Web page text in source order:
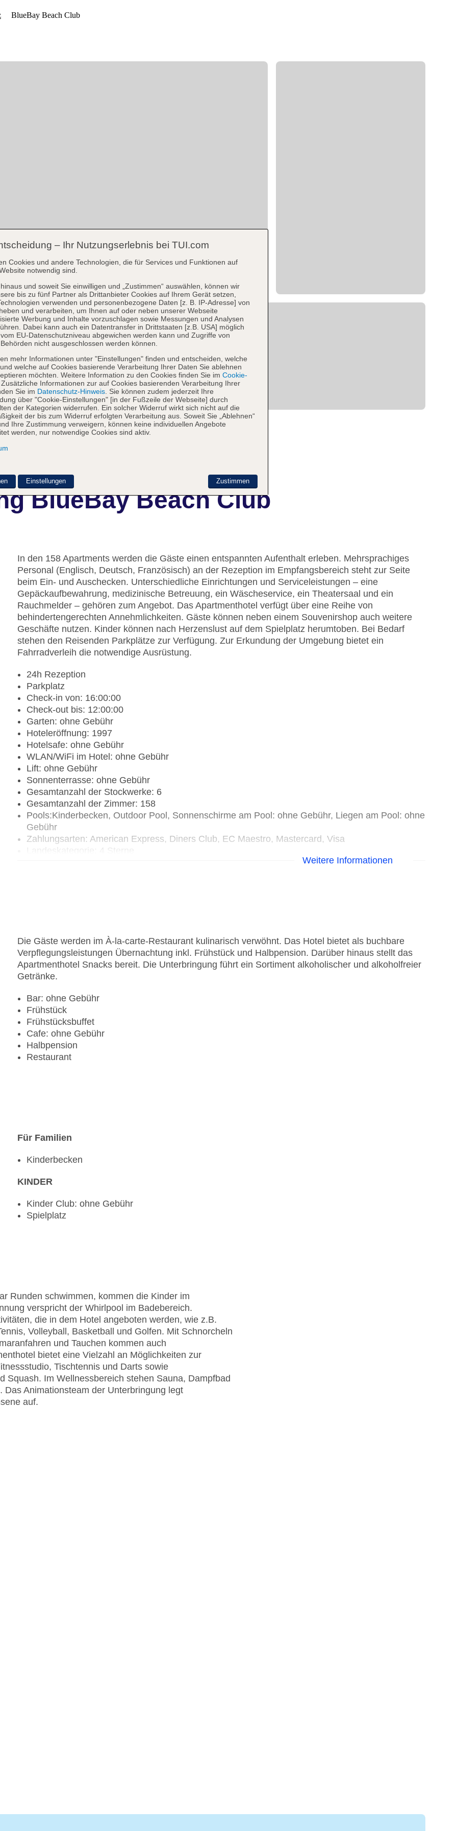
BlueBay Beach Club
In den 158 Apartments werden die Gäste einen entspannten Aufenthalt erleben. Mehrsprachiges
Personal (Englisch, Deutsch, Französisch) an der Rezeption im Empfangsbereich steht zur Seite
beim Ein- und Auschecken. Unterschiedliche Einrichtungen und Serviceleistungen – eine
Gepäckaufbewahrung, medizinische Betreuung, ein Wäscheservice, ein Theatersaal und ein
Rauchmelder – gehören zum Angebot. Das Apartmenthotel verfügt über eine Reihe von
behindertengerechten Annehmlichkeiten. Gäste können neben einem Souvenirshop auch weitere
Geschäfte nutzen. Kinder können nach Herzenslust auf dem Spielplatz herumtoben. Bei Bedarf
stehen den Reisenden Parkplätze zur Verfügung. Zur Erkundung der Umgebung bietet ein
Fahrradverleih die notwendige Ausrüstung.
24h Rezeption
Parkplatz
Check-in von: 16:00:00
Check-out bis: 12:00:00
Garten: ohne Gebühr
Hoteleröffnung: 1997
Hotelsafe: ohne Gebühr
WLAN/WiFi im Hotel: ohne Gebühr
Lift: ohne Gebühr
Sonnenterrasse: ohne Gebühr
Gesamtanzahl der Stockwerke: 6
Gesamtanzahl der Zimmer: 158
Pools:Kinderbecken, Outdoor Pool, Sonnenschirme am Pool: ohne Gebühr, Liegen am Pool: ohne
Gebühr
Zahlungsarten: American Express, Diners Club, EC Maestro, Mastercard, Visa
Weitere Informationen
Die Gäste werden im À-la-carte-Restaurant kulinarisch verwöhnt. Das Hotel bietet als buchbare
Verpflegungsleistungen Übernachtung inkl. Frühstück und Halbpension. Darüber hinaus stellt das
Apartmenthotel Snacks bereit. Die Unterbringung führt ein Sortiment alkoholischer und alkoholfreier
Getränke.
Bar: ohne Gebühr
Frühstück
Frühstücksbuffet
Cafe: ohne Gebühr
Halbpension
Restaurant
Für Familien
Kinderbecken
KINDER
Kinder Club: ohne Gebühr
Spielplatz
Runden schwimmen, kommen die Kinder im
verspricht der Whirlpool im Badebereich.
die in dem Hotel angeboten werden, wie z.B.
Volleyball, Basketball und Golfen. Mit Schnorcheln
und Tauchen kommen auch
bietet eine Vielzahl an Möglichkeiten zur
Tischtennis und Darts sowie
Squash. Im Wellnessbereich stehen Sauna, Dampfbad
Animationsteam der Unterbringung legt
auf.
– Ihr Nutzungserlebnis bei TUI.com
Cookies und andere Technologien, die für Services und Funktionen auf
notwendig sind.
und soweit Sie einwilligen und „Zustimmen“ auswählen, können wir
bis zu fünf Partner als Drittanbieter Cookies auf Ihrem Gerät setzen,
verwenden und personenbezogene Daten [z. B. IP-Adresse] von
und verarbeiten, um Ihnen auf oder neben unserer Webseite
Werbung und Inhalte vorzuschlagen sowie Messungen und Analysen
Dabei kann auch ein Datentransfer in Drittstaaten [z.B. USA] möglich
EU-Datenschutzniveau abgewichen werden kann und Zugriffe von
nicht ausgeschlossen werden können.
mehr Informationen unter "Einstellungen" finden und entscheiden, welche
welche auf Cookies basierende Verarbeitung Ihrer Daten Sie ablehnen
möchten. Weitere Information zu den Cookies finden Sie im Cookie-
. Zusätzliche Informationen zur auf Cookies basierenden Verarbeitung Ihrer
Sie im Datenschutz-Hinweis . Sie können zudem jederzeit Ihre
über "Cookie-Einstellungen" [in der Fußzeile der Webseite] durch
der Kategorien widerrufen. Ein solcher Widerruf wirkt sich nicht auf die
der bis zum Widerruf erfolgten Verarbeitung aus. Soweit Sie „Ablehnen“
Ihre Zustimmung verweigern, können keine individuellen Angebote
werden, nur notwendige Cookies sind aktiv.
Zustimmen
Einstellungen